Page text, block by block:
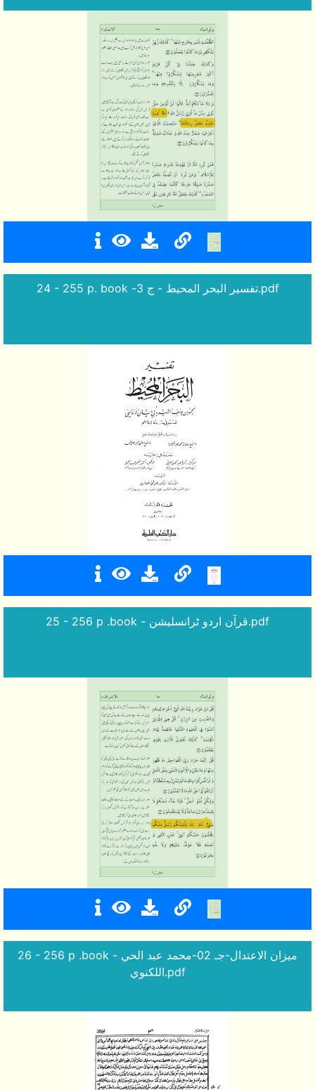
24 - 255 p. book -تفسير البحر المحيط - ج 3.pdf
25 - 256 p .book - قرآن اردو ٹرانسلیشن.pdf
26 - 256 p .book - ميزان الاعتدال-جـ 02-محمد عبد الحي
اللكنوي.pdf